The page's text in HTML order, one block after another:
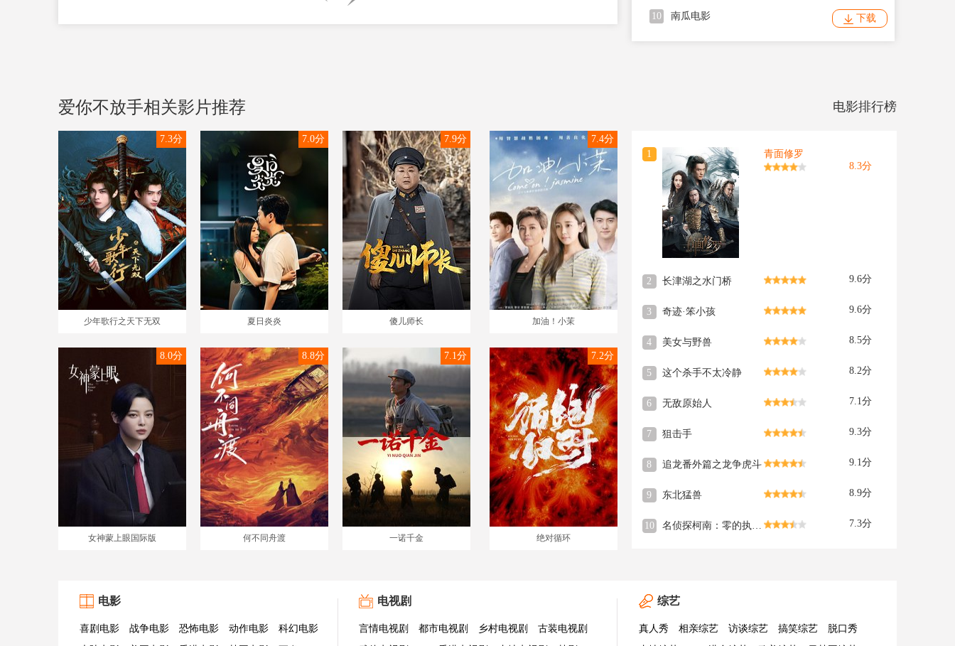
10 南瓜电影 下载
爱你不放手相关影片推荐 电影排行榜
少年歌行之天下无双
7.3分
夏日炎炎
7.0分
傻儿师长
7.9分
加油！小茉
7.4分
女神蒙上眼国际版
8.0分
何不同舟渡
8.8分
一诺千金
7.1分
绝对循环
7.2分
1
青面修罗
8.3分
2 长津湖之水门桥 9.6分
3 奇迹·笨小孩 9.6分
4 美女与野兽 8.5分
5 这个杀手不太冷静 8.2分
6 无敌原始人 7.1分
7 狙击手 9.3分
8 追龙番外篇之龙争虎斗 9.1分
9 东北猛兽 8.9分
10 名侦探柯南：零的执行人 7.3分
电影
喜剧电影 战争电影 恐怖电影 动作电影
科幻电影
电视剧
言情电视剧 都市电视剧 乡村电视剧
古装电视剧
综艺
真人秀 相亲综艺 访谈综艺 搞笑综艺
脱口秀